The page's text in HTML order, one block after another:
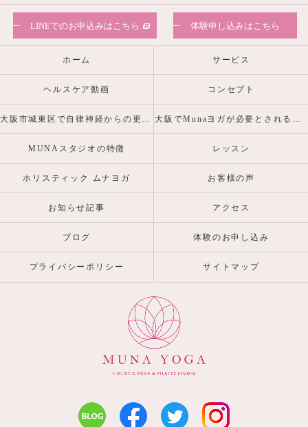
LINEでのお申込みはこちら 体験申し込みはこちら
ホーム サービス
ヘルスケア動画 コンセプト
大阪市城東区で自律神経からの更年期・産前産後の心身の不調を整えるヨガピラティスなら 大阪でMunaヨガが必要とされる理由
MUNAスタジオの特徴 レッスン
ホリスティック ムナヨガ お客様の声
お知らせ記事 アクセス
ブログ 体験のお申し込み
プライバシーポリシー サイトマップ